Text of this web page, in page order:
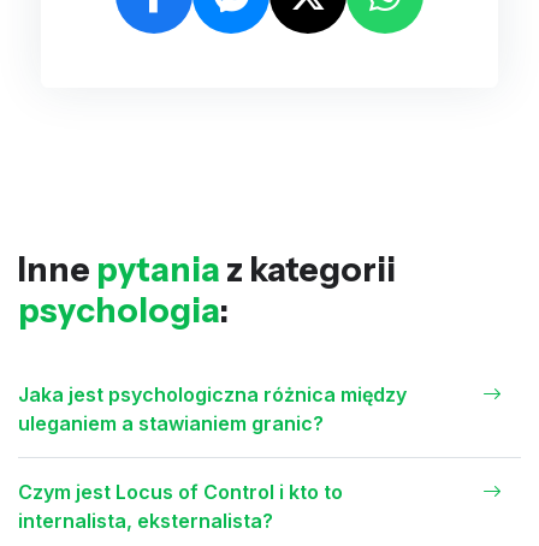
Inne pytania z kategorii
psychologia:
Jaka jest psychologiczna różnica między
uleganiem a stawianiem granic?
Czym jest Locus of Control i kto to
internalista, eksternalista?